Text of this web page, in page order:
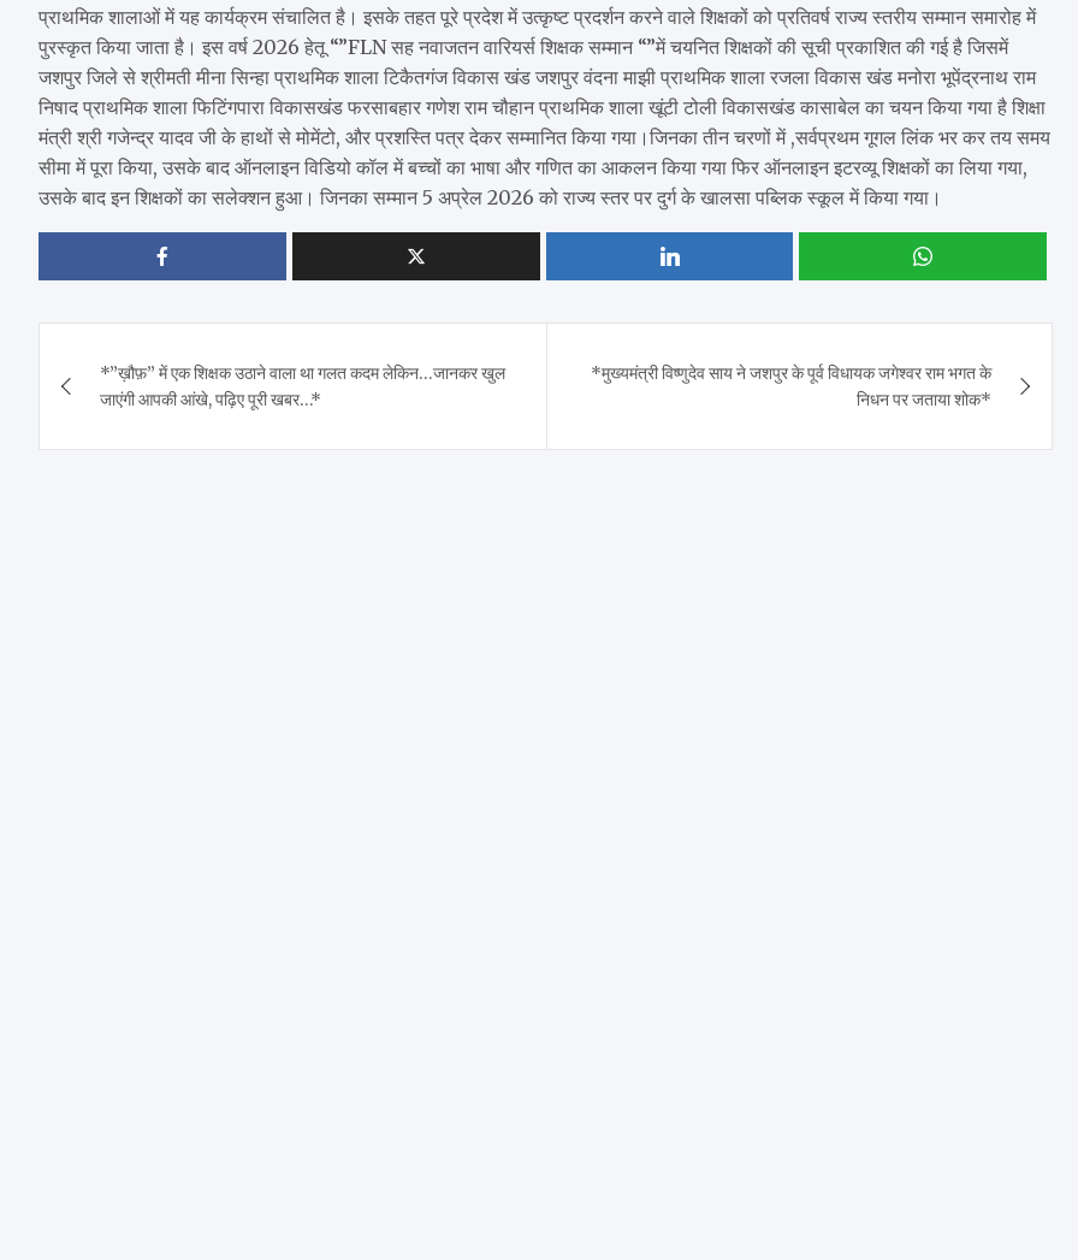
प्राथमिक शालाओं में यह कार्यक्रम संचालित है। इसके तहत पूरे प्रदेश में उत्कृष्ट प्रदर्शन करने वाले शिक्षकों को प्रतिवर्ष राज्य स्तरीय सम्मान समारोह में
पुरस्कृत किया जाता है। इस वर्ष 2026 हेतू “”FLN सह नवाजतन वारियर्स शिक्षक सम्मान “”में चयनित शिक्षकों की सूची प्रकाशित की गई है जिसमें
जशपुर जिले से श्रीमती मीना सिन्हा प्राथमिक शाला टिकैतगंज विकास खंड जशपुर वंदना माझी प्राथमिक शाला रजला विकास खंड मनोरा भूपेंद्रनाथ राम
निषाद प्राथमिक शाला फिटिंगपारा विकासखंड फरसाबहार गणेश राम चौहान प्राथमिक शाला खूंटी टोली विकासखंड कासाबेल का चयन किया गया है शिक्षा
मंत्री श्री गजेन्द्र यादव जी के हाथों से मोमेंटो, और प्रशस्ति पत्र देकर सम्मानित किया गया।जिनका तीन चरणों में ,सर्वप्रथम गूगल लिंक भर कर तय समय
सीमा में पूरा किया, उसके बाद ऑनलाइन विडियो कॉल में बच्चों का भाषा और गणित का आकलन किया गया फिर ऑनलाइन इटरव्यू शिक्षकों का लिया गया,
उसके बाद इन शिक्षकों का सलेक्शन हुआ। जिनका सम्मान 5 अप्रेल 2026 को राज्य स्तर पर दुर्ग के खालसा पब्लिक स्कूल में किया गया।
navigation
*”ख़ौफ़” में एक शिक्षक उठाने वाला था गलत कदम लेकिन…जानकर खुल
जाएंगी आपकी आंखे, पढ़िए पूरी खबर…*
*मुख्यमंत्री विष्णुदेव साय ने जशपुर के पूर्व विधायक जगेश्वर राम भगत के
निधन पर जताया शोक*